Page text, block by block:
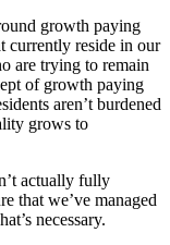
growth paying
currently reside in our
are trying to remain
of growth paying
aren’t burdened
grows to
actually fully
that we’ve managed
necessary.